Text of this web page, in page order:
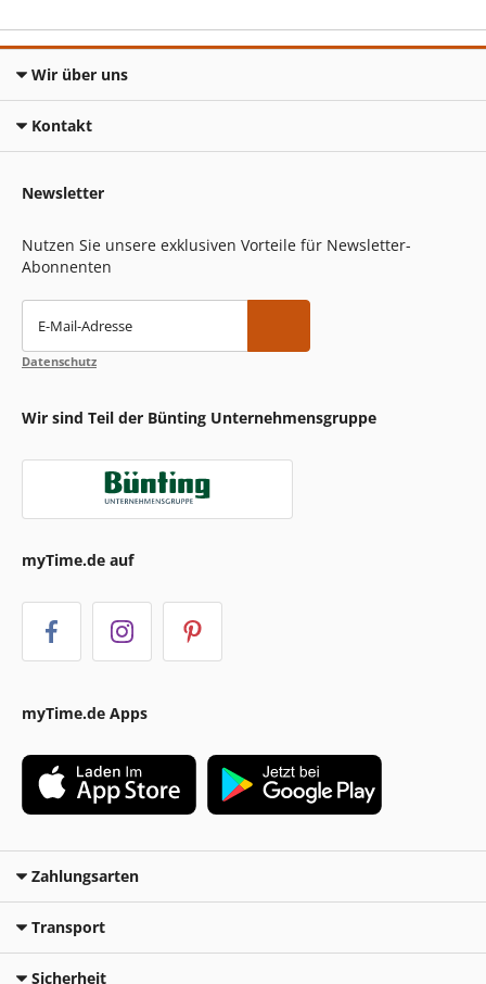
Wir über uns
Kontakt
Newsletter
Nutzen Sie unsere exklusiven Vorteile für Newsletter-
Abonnenten
E-Mail-Adresse
Datenschutz
Wir sind Teil der Bünting Unternehmensgruppe
myTime.de auf
myTime.de Apps
Zahlungsarten
Transport
Sicherheit